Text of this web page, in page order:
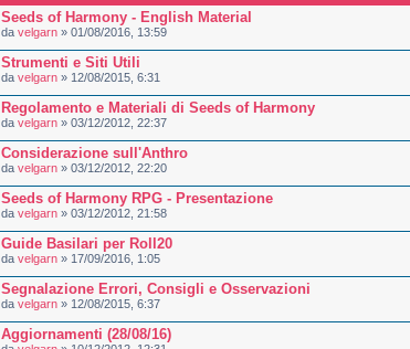
Seeds of Harmony - English Material
da velgarn » 01/08/2016, 13:59
Strumenti e Siti Utili
da velgarn » 12/08/2015, 6:31
Regolamento e Materiali di Seeds of Harmony
da velgarn » 03/12/2012, 22:37
Considerazione sull'Anthro
da velgarn » 03/12/2012, 22:20
Seeds of Harmony RPG - Presentazione
da velgarn » 03/12/2012, 21:58
Guide Basilari per Roll20
da velgarn » 17/09/2016, 1:05
Segnalazione Errori, Consigli e Osservazioni
da velgarn » 12/08/2015, 6:37
Aggiornamenti (28/08/16)